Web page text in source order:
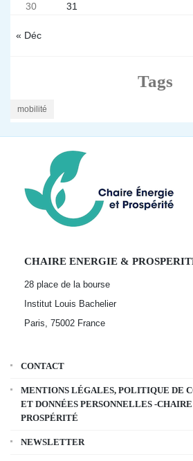
« Déc
30
31
Tags
mobilité
CHAIRE ENERGIE &
28 place de la bourse
Institut Louis Bachelier
Paris, 75002 France
CONTACT
MENTIONS LÉGALES, POLITIQUE DE
ET DONNÉES PERSONNELLES -
PROSPÉRITÉ
NEWSLETTER